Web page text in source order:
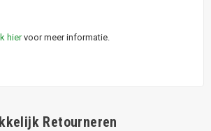
hiervoor meer informatie.
Retourneren